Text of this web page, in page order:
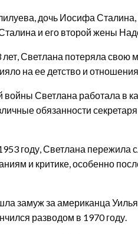
дочь Иосифа
и его второй жены
лет, Светлана потеряла
на ее детство и
Светлана работала в
обязанности
году, Светлана
и критике, особенно
замуж за американца
разводом в 1970 году.